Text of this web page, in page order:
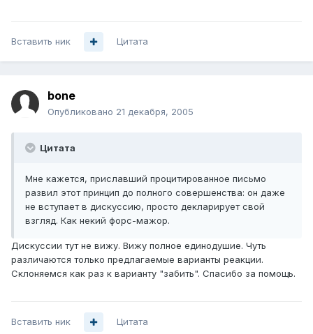
Вставить ник Цитата
bone
Опубликовано 21 декабря, 2005
Цитата
Мне кажется, приславший процитированное письмо
развил этот принцип до полного совершенства: он даже
не вступает в дискуссию, просто декларирует свой
взгляд. Как некий форс-мажор.
Дискуссии тут не вижу. Вижу полное единодушие. Чуть
различаются только предлагаемые варианты реакции.
Склоняемся как раз к варианту "забить". Спасибо за помощь.
Вставить ник Цитата